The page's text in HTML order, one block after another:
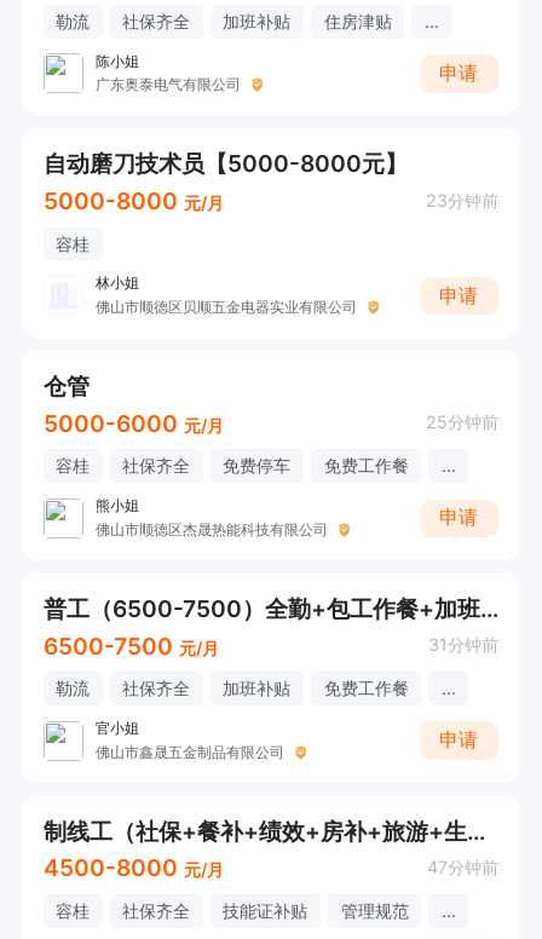
勒流 社保齐全 加班补贴 住房津贴 ...
陈小姐
广东奥泰电气有限公司
申请
自动磨刀技术员【5000-8000元】
5000-8000 元/月 23分钟前
容桂
林小姐
佛山市顺德区贝顺五金电器实业有限公司
申请
仓管
5000-6000 元/月 25分钟前
容桂 社保齐全 免费停车 免费工作餐 ...
熊小姐
佛山市顺德区杰晟热能科技有限公司
申请
普工（6500-7500）全勤+包工作餐+加班补贴
6500-7500 元/月 31分钟前
勒流 社保齐全 加班补贴 免费工作餐 ...
官小姐
佛山市鑫晟五金制品有限公司
申请
制线工（社保+餐补+绩效+房补+旅游+生日礼物+节日福利+技能补贴）【欢迎电话/微信咨询！】
4500-8000 元/月 47分钟前
容桂 社保齐全 技能证补贴 管理规范 ...